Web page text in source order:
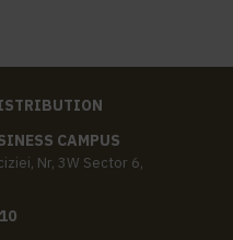
CAMPUS
Nr, 3W Sector 6,